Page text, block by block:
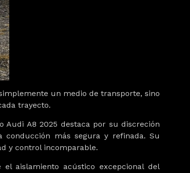
un medio de transporte, sino
trayecto.
Audi A8 2025 destaca por su discreción
conducción más segura y refinada. Su
y control incomparable.
elaislamiento acústico excepcionaldel